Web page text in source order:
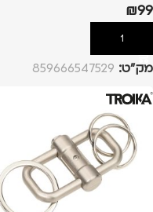
₪99
הוספה לסל
מק”ט: 859666547529